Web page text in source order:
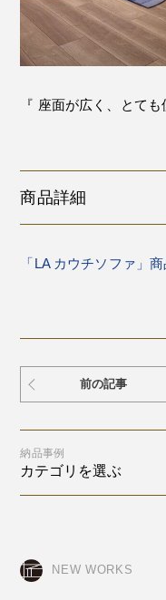
『 座面が広く、とて
商品詳細
「LA カウチソファ」
前の記事
納品事例
カテゴリを選ぶ
NEW WORKS